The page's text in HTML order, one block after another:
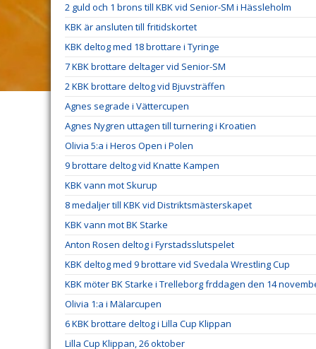
2 guld och 1 brons till KBK vid Senior-SM i Hässleholm
KBK är ansluten till fritidskortet
KBK deltog med 18 brottare i Tyringe
7 KBK brottare deltager vid Senior-SM
2 KBK brottare deltog vid Bjuvsträffen
Agnes segrade i Vättercupen
Agnes Nygren uttagen till turnering i Kroatien
Olivia 5:a i Heros Open i Polen
9 brottare deltog vid Knatte Kampen
KBK vann mot Skurup
8 medaljer till KBK vid Distriktsmästerskapet
KBK vann mot BK Starke
Anton Rosen deltog i Fyrstadsslutspelet
KBK deltog med 9 brottare vid Svedala Wrestling Cup
KBK möter BK Starke i Trelleborg frddagen den 14
Olivia 1:a i Mälarcupen
6 KBK brottare deltog i Lilla Cup Klippan
Lilla Cup Klippan, 26 oktober